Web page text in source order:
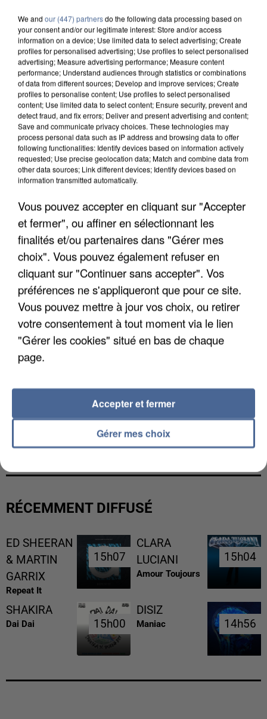
UN SECOND CADRE DE LA DZ MAFIA
INTERPELLÉ EN ALGÉRIE
UNE TOURISTE DE L’OISE EMPORTÉE PAR UNE
COULÉE DE BOUE EN HAUTE-SAVOIE
RÉCEMMENT DIFFUSÉ
ED SHEERAN
& MARTIN
GARRIX
Repeat It
15h07
15h07
CLARA
LUCIANI
Amour Toujours
15h04
15h04
SHAKIRA
Dai Dai 15h00
15h00
DISIZ
Maniac 14h56
14h56
We and our (447) partnersdo the following data processing based on
your consent and/or our legitimate interest: Store and/or access
information on a device; Use limited data to select advertising; Create
profiles for personalised advertising; Use profiles to select personalised
advertising; Measure advertising performance; Measure content
performance; Understand audiences through statistics or combinations
of data from different sources; Develop and improve services; Create
profiles to personalise content; Use profiles to select personalised
content; Use limited data to select content; Ensure security, prevent and
detect fraud, and fix errors; Deliver and present advertising and content;
Save and communicate privacy choices. These technologies may
process personal data such as IP address and browsing data to offer
following functionalities: Identify devices based on information actively
requested; Use precise geolocation data; Match and combine data from
other data sources; Link different devices; Identify devices based on
information transmitted automatically.
Vous pouvez accepter en cliquant sur "Accepter
et fermer", ou affiner en sélectionnant les
finalités et/ou partenaires dans "Gérer mes
choix". Vous pouvez également refuser en
cliquant sur "Continuer sans accepter". Vos
préférences ne s'appliqueront que pour ce site.
Vous pouvez mettre à jour vos choix, ou retirer
votre consentement à tout moment via le lien
"Gérer les cookies" situé en bas de chaque
page.
Gérer mes choix
Accepter et fermer